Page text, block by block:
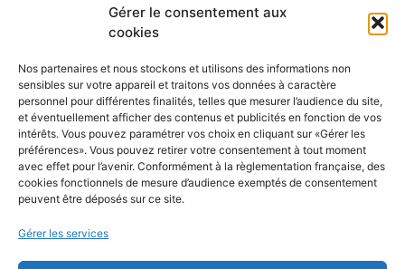
Gérer le consentement aux
cookies
Nos partenaires et nous stockons et utilisons des informations non
sensibles sur votre appareil et traitons vos données à caractère
personnel pour différentes finalités, telles que mesurer l’audience du site,
et éventuellement afficher des contenus et publicités en fonction de vos
intérêts. Vous pouvez paramétrer vos choix en cliquant sur «Gérer les
préférences». Vous pouvez retirer votre consentement à tout moment
avec effet pour l’avenir. Conformément à la règlementation française, des
cookies fonctionnels de mesure d’audience exemptés de consentement
peuvent être déposés sur ce site.
Gérer les services
CONTACT
Contactez-nous